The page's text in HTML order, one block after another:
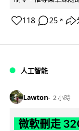
118 25 ↗
人工智能
Lawton 2 小時
微軟刪走